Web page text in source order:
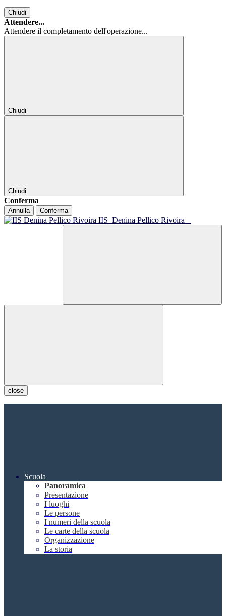
Chiudi
Attendere...
Attendere il completamento dell'operazione...
Chiudi
Chiudi
Conferma
Annulla Conferma
IIS Denina Pellico Rivoira
close
Scuola
Panoramica
Presentazione
I luoghi
Le persone
I numeri della scuola
Le carte della scuola
Organizzazione
La storia